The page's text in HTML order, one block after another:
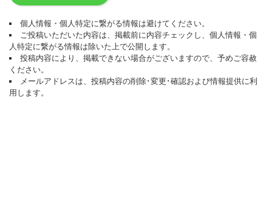
個人情報・個人特定に繋がる情報は避けてください。
ご投稿いただいた内容は、掲載前に内容チェックし、個人情報・個
人特定に繋がる情報は除いた上で公開します。
投稿内容により、掲載できない場合がございますので、予めご容赦
ください。
メールアドレスは、投稿内容の削除･変更･確認および情報提供に利
用します。